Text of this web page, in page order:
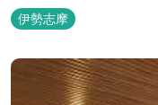
伊勢志摩